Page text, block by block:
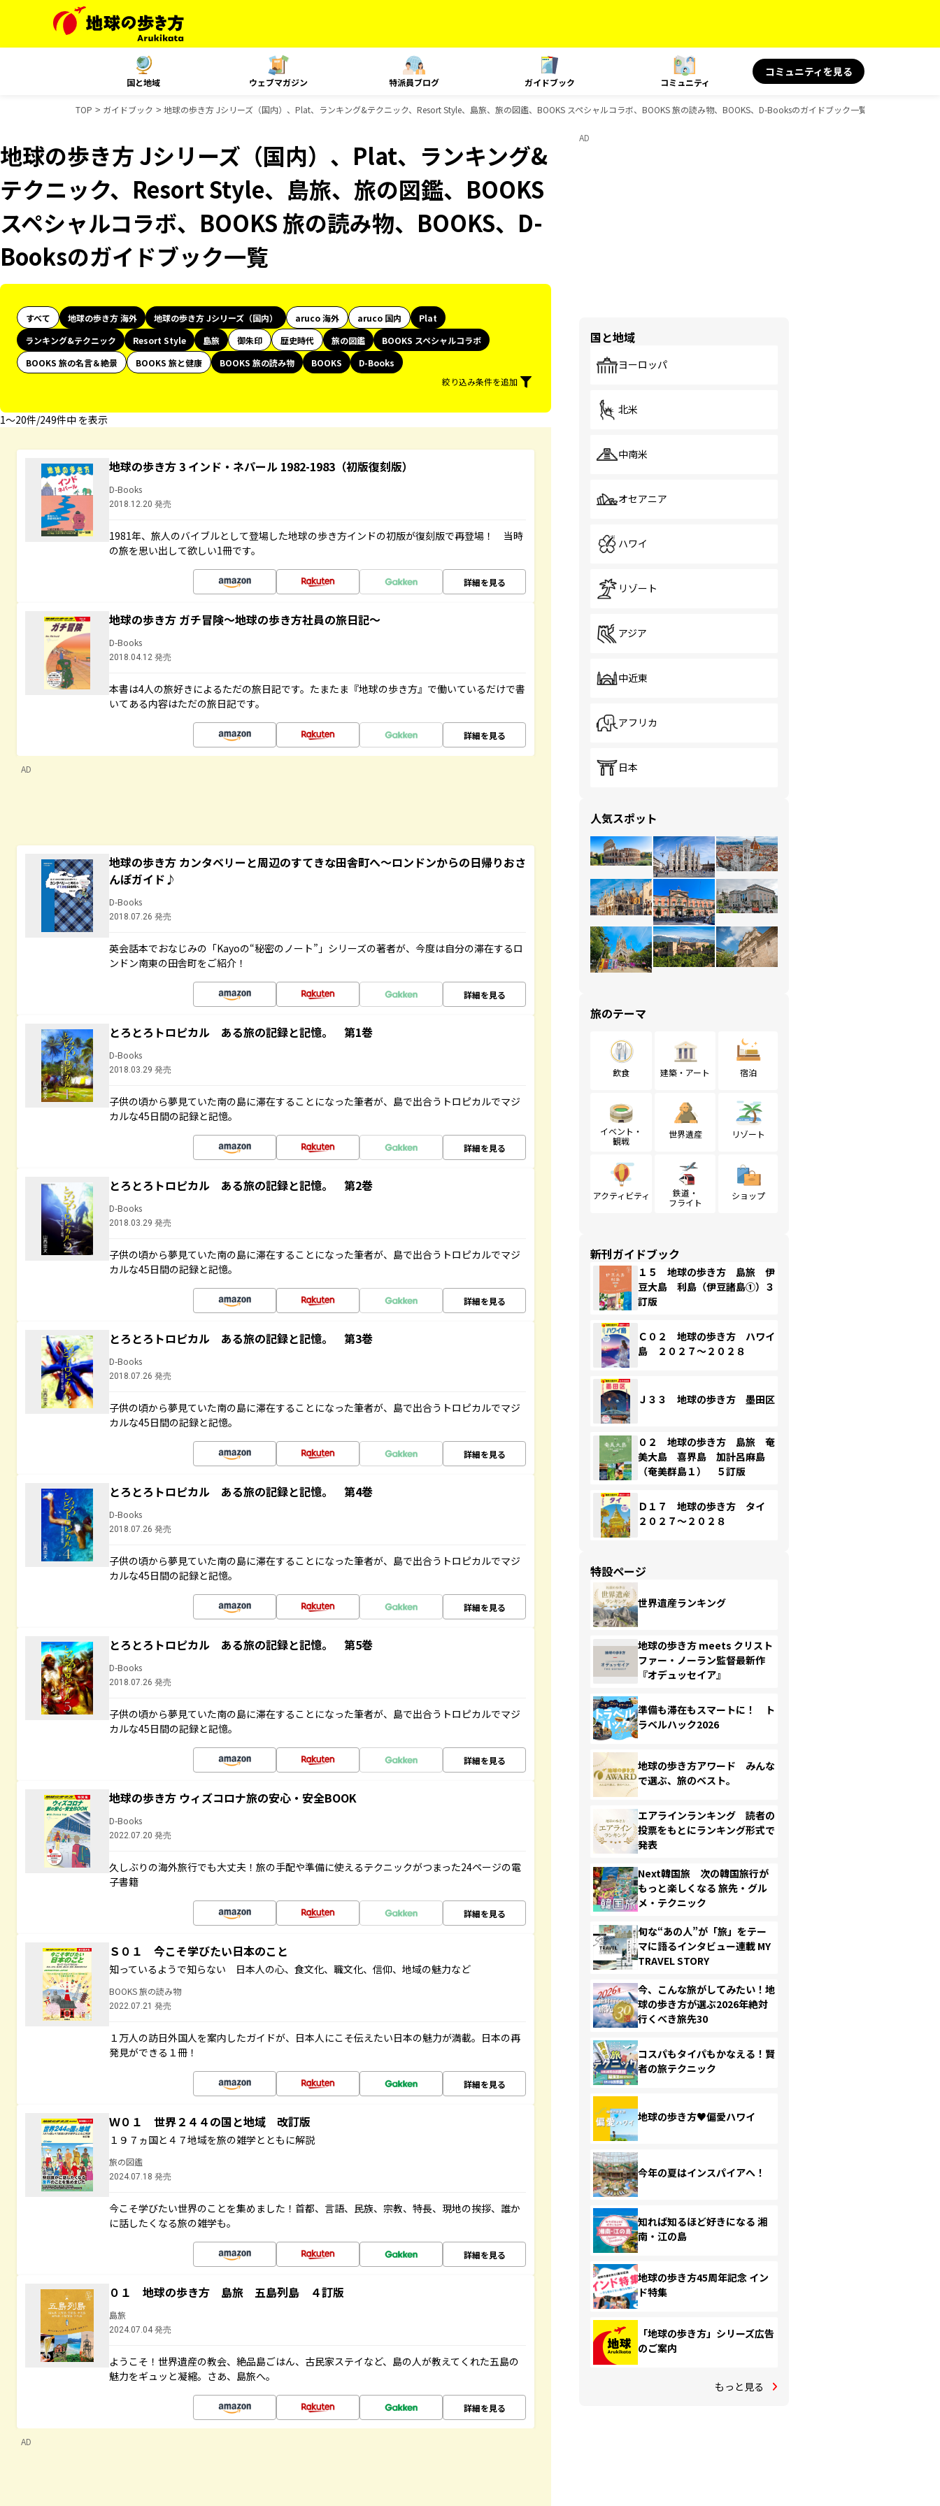
国と地域 ウェブマガジン 特派員ブログ ガイドブック コミュニティ
コミュニティを見る
TOP ガイドブック 地球の歩き方 Jシリーズ（国内）、Plat、ランキング&テクニック、Resort Style、島旅、旅の図鑑、BOOKS スペシャルコラボ、BOOKS 旅の読み物、BOOKS、D-Booksのガイドブック一覧
地球の歩き方 Jシリーズ（国内）、Plat、ランキング&
テクニック、Resort Style、島旅、旅の図鑑、BOOKS
スペシャルコラボ、BOOKS 旅の読み物、BOOKS、D-
Booksのガイドブック一覧
すべて 地球の歩き方 海外 地球の歩き方 Jシリーズ（国内） aruco 海外 aruco 国内
Plat
ランキング&テクニック
Resort Style 島旅 御朱印 歴史時代 旅の図鑑
BOOKS スペシャルコラボ
BOOKS 旅の名言＆絶景
BOOKS 旅と健康 BOOKS 旅の読み物 BOOKS
D-Books
絞り込み条件を追加
1〜20件/249件中 を表示
地球の歩き方 3 インド・ネパール 1982-1983（初版復刻版）
D-Books
2018.12.20 発売
1981年、旅人のバイブルとして登場した地球の歩き方インドの初版が復刻版で再登場！ 当時
の旅を思い出して欲しい1冊です。
詳細を見る
地球の歩き方 ガチ冒険～地球の歩き方社員の旅日記～
D-Books
2018.04.12 発売
本書は4人の旅好きによるただの旅日記です。たまたま『地球の歩き方』で働いているだけで書
いてある内容はただの旅日記です。
詳細を見る
AD
地球の歩き方 カンタベリーと周辺のすてきな田舎町へ～ロンドンからの日帰りおさ
んぽガイド♪
D-Books
2018.07.26 発売
英会話本でおなじみの「Kayoの“秘密のノート”」シリーズの著者が、今度は自分の滞在するロ
ンドン南東の田舎町をご紹介！
詳細を見る
とろとろトロピカル ある旅の記録と記憶。 第1巻
D-Books
2018.03.29 発売
子供の頃から夢見ていた南の島に滞在することになった筆者が、島で出合うトロピカルでマジ
カルな45日間の記録と記憶。
詳細を見る
とろとろトロピカル ある旅の記録と記憶。 第2巻
D-Books
2018.03.29 発売
子供の頃から夢見ていた南の島に滞在することになった筆者が、島で出合うトロピカルでマジ
カルな45日間の記録と記憶。
詳細を見る
とろとろトロピカル ある旅の記録と記憶。 第3巻
D-Books
2018.07.26 発売
子供の頃から夢見ていた南の島に滞在することになった筆者が、島で出合うトロピカルでマジ
カルな45日間の記録と記憶。
詳細を見る
とろとろトロピカル ある旅の記録と記憶。 第4巻
D-Books
2018.07.26 発売
子供の頃から夢見ていた南の島に滞在することになった筆者が、島で出合うトロピカルでマジ
カルな45日間の記録と記憶。
詳細を見る
とろとろトロピカル ある旅の記録と記憶。 第5巻
D-Books
2018.07.26 発売
子供の頃から夢見ていた南の島に滞在することになった筆者が、島で出合うトロピカルでマジ
カルな45日間の記録と記憶。
詳細を見る
地球の歩き方 ウィズコロナ旅の安心・安全BOOK
D-Books
2022.07.20 発売
久しぶりの海外旅行でも大丈夫！旅の手配や準備に使えるテクニックがつまった24ページの電
子書籍
詳細を見る
Ｓ０１ 今こそ学びたい日本のこと
知っているようで知らない 日本人の心、食文化、職文化、信仰、地域の魅力など
BOOKS 旅の読み物
2022.07.21 発売
１万人の訪日外国人を案内したガイドが、日本人にこそ伝えたい日本の魅力が満載。日本の再
発見ができる１冊！
詳細を見る
Ｗ０１ 世界２４４の国と地域 改訂版
１９７ヵ国と４７地域を旅の雑学とともに解説
旅の図鑑
2024.07.18 発売
今こそ学びたい世界のことを集めました！首都、言語、民族、宗教、特長、現地の挨拶、誰か
に話したくなる旅の雑学も。
詳細を見る
０１ 地球の歩き方 島旅 五島列島 ４訂版
島旅
2024.07.04 発売
ようこそ！世界遺産の教会、絶品島ごはん、古民家ステイなど、島の人が教えてくれた五島の
魅力をギュッと凝縮。さあ、島旅へ。
詳細を見る
AD
AD
国と地域
ヨーロッパ
北米
中南米
オセアニア
ハワイ
リゾート
アジア
中近東
アフリカ
日本
人気スポット
旅のテーマ
飲食 建築・アート 宿泊
イベント・
観戦
世界遺産 リゾート
アクティビティ
鉄道・
フライト
ショップ
新刊ガイドブック
１５ 地球の歩き方 島旅 伊
豆大島 利島（伊豆諸島①）３
訂版
Ｃ０２ 地球の歩き方 ハワイ
島 ２０２７～２０２８
Ｊ３３ 地球の歩き方 墨田区
０２ 地球の歩き方 島旅 奄
美大島 喜界島 加計呂麻島
（奄美群島１） ５訂版
Ｄ１７ 地球の歩き方 タイ
２０２７～２０２８
特設ページ
世界遺産ランキング
地球の歩き方 meets クリスト
ファー・ノーラン監督最新作
『オデュッセイア』
準備も滞在もスマートに！ ト
ラベルハック2026
地球の歩き方アワード みんな
で選ぶ、旅のベスト。
エアラインランキング 読者の
投票をもとにランキング形式で
発表
Next韓国旅 次の韓国旅行が
もっと楽しくなる 旅先・グル
メ・テクニック
旬な“あの人”が「旅」をテー
マに語るインタビュー連載 MY
TRAVEL STORY
今、こんな旅がしてみたい！地
球の歩き方が選ぶ2026年絶対
行くべき旅先30
コスパもタイパもかなえる！賢
者の旅テクニック
地球の歩き方♥偏愛ハワイ
今年の夏はインスパイアへ！
知れば知るほど好きになる 湘
南・江の島
地球の歩き方45周年記念 イン
ド特集
「地球の歩き方」シリーズ広告
のご案内
もっと見る